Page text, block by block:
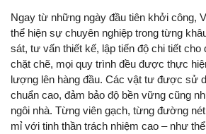
Ngay từ những ngày đầu tiên khởi công,
thể hiện sự chuyên nghiệp trong từng
sát, tư vấn thiết kế, lập tiến độ chi tiết cho
chặt chẽ, mọi quy trình đều được thực
lượng lên hàng đầu. Các vật tư được sử
chuẩn cao, đảm bảo độ bền vững cũng
ngôi nhà. Từng viên gạch, từng đường
mỉ với tinh thần trách nhiệm cao – như